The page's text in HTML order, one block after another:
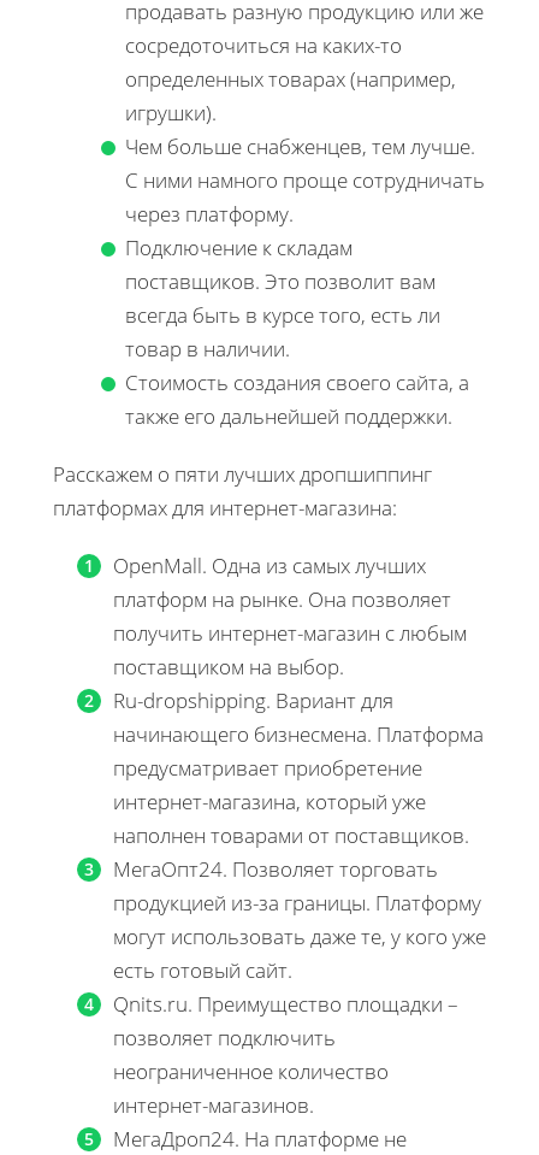
продавать разную продукцию или же
сосредоточиться на каких-то
определенных товарах (например,
игрушки).
Чем больше снабженцев, тем лучше.
С ними намного проще сотрудничать
через платформу.
Подключение к складам
поставщиков. Это позволит вам
всегда быть в курсе того, есть ли
товар в наличии.
Стоимость создания своего сайта, а
также его дальнейшей поддержки.
Расскажем о пяти лучших дропшиппинг
платформах для интернет-магазина:
OpenMall. Одна из самых лучших
платформ на рынке. Она позволяет
получить интернет-магазин с любым
поставщиком на выбор.
Ru-dropshipping. Вариант для
начинающего бизнесмена. Платформа
предусматривает приобретение
интернет-магазина, который уже
наполнен товарами от поставщиков.
МегаОпт24. Позволяет торговать
продукцией из-за границы. Платформу
могут использовать даже те, у кого уже
есть готовый сайт.
Qnits.ru. Преимущество площадки –
позволяет подключить
неограниченное количество
интернет-магазинов.
МегаДроп24. На платформе не